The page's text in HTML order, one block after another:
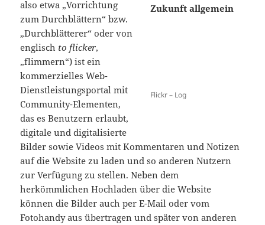
Flickr – Log
also etwa „Vorrichtung
zum Durchblättern“ bzw.
„Durchblätterer“ oder von
englisch to flicker,
„flimmern“) ist ein
kommerzielles Web-
Dienstleistungsportal mit
Community-Elementen,
das es Benutzern erlaubt,
digitale und digitalisierte
Bilder sowie Videos mit Kommentaren und Notizen
auf die Website zu laden und so anderen Nutzern
zur Verfügung zu stellen. Neben dem
herkömmlichen Hochladen über die Website
können die Bilder auch per E-Mail oder vom
Fotohandy aus übertragen und später von anderen